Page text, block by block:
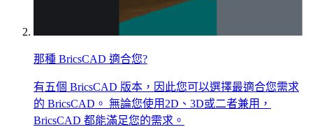
那種 BricsCAD 適合您?
有五個 BricsCAD 版本，因此您可以選擇最適合您需求
的 BricsCAD。 無論您使用2D、3D或二者兼用，
BricsCAD 都能滿足您的需求。